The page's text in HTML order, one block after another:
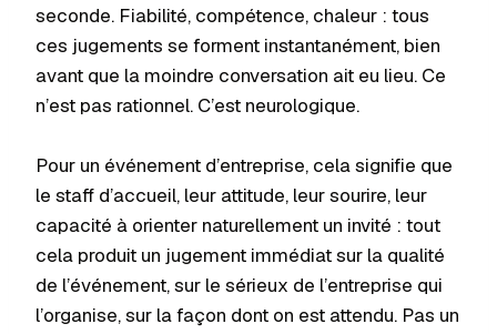
seconde. Fiabilité, compétence, chaleur : tous
ces jugements se forment instantanément, bien
avant que la moindre conversation ait eu lieu. Ce
n’est pas rationnel. C’est neurologique.
Pour un événement d’entreprise, cela signifie que
le staff d’accueil, leur attitude, leur sourire, leur
capacité à orienter naturellement un invité : tout
cela produit un jugement immédiat sur la qualité
de l’événement, sur le sérieux de l’entreprise qui
l’organise, sur la façon dont on est attendu. Pas un